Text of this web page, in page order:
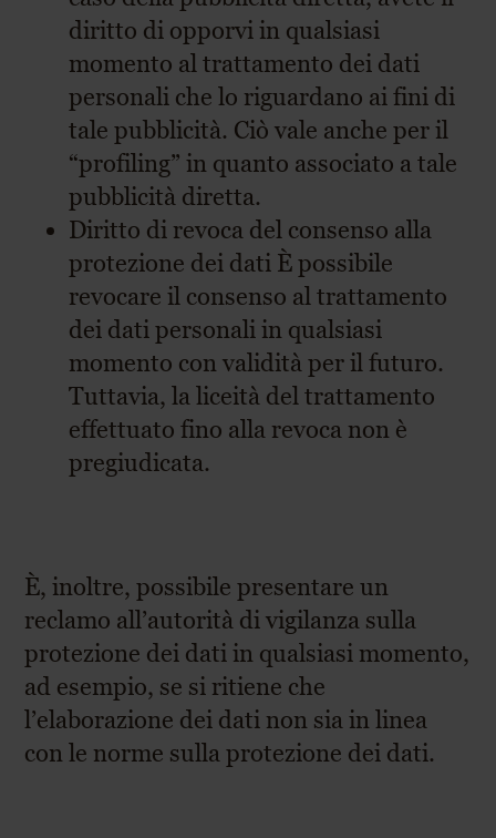
diritto di opporvi in qualsiasi
momento al trattamento dei dati
personali che lo riguardano ai fini di
tale pubblicità. Ciò vale anche per il
“profiling” in quanto associato a tale
pubblicità diretta.
Diritto di revoca del consenso alla
protezione dei dati È possibile
revocare il consenso al trattamento
dei dati personali in qualsiasi
momento con validità per il futuro.
Tuttavia, la liceità del trattamento
effettuato fino alla revoca non è
pregiudicata.
È, inoltre, possibile presentare un
reclamo all’autorità di vigilanza sulla
protezione dei dati in qualsiasi momento,
ad esempio, se si ritiene che
l’elaborazione dei dati non sia in linea
con le norme sulla protezione dei dati.